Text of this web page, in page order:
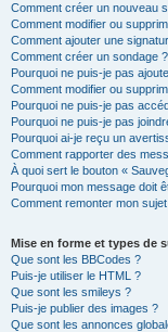
Comment créer un nouveau
Comment modifier ou
Comment ajouter une
Comment créer un sondage ?
Pourquoi ne puis-je pas
Comment modifier ou
Pourquoi ne puis-je pas
Pourquoi ne puis-je pas
Pourquoi ai-je reçu un
Comment rapporter des
À quoi sert le bouton «
Pourquoi mon message doit
Comment remonter mon
Mise en forme et types de
Que sont les BBCodes ?
Puis-je utiliser le HTML ?
Que sont les smileys ?
Puis-je publier des images ?
Que sont les annonces